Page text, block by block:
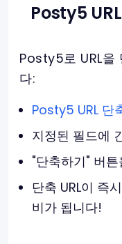
Posty5
Posty5로 URL을
다:
Posty5 URL 단
지정된 필드에
"단축하기" 버
단축 URL이 즉
비가 됩니다!